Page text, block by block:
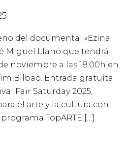
del documental «Ezina
Miguel Llano que tendrá
noviembre a las 18:00h en
Bilbao. Entrada gratuita.
Fair Saturday 2025,
el arte y la cultura con
TopARTE […]